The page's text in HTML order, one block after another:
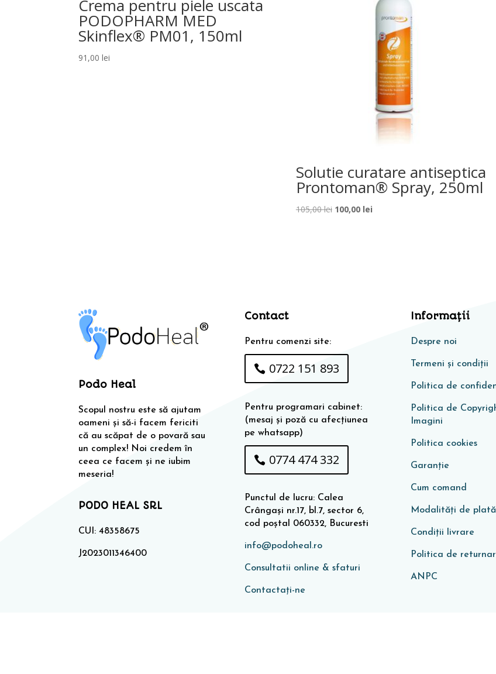
Crema pentru piele uscata
PODOPHARM MED
Skinflex® PM01, 150ml
91,00lei
Solutie curatare antiseptica
Prontoman® Spray, 250ml
105,00lei Prețul
100,00 leiPrețul
Podo Heal
Scopul nostru este să ajutam
oameni și să-i facem fericiti
că au scăpat de o povară sau
un complex! Noi credem în
ceea ce facem și ne iubim
meseria!
PODO HEAL SRL
CUI: 48358675
J2023011346400
Contact
Pentru comenzi site:
0722 151 893
Pentru programari cabinet:
(mesaj și poză cu afecțiunea
pe whatsapp)
0774 474 332
Punctul de lucru: Calea
Crângași nr.17, bl.7, sector 6,
cod poștal 060332, Bucuresti
info@podoheal.ro
Consultatii online & sfaturi
Contactați-ne
Informaţii
Despre noi
Termeni și condiții
Politica de
Politica de
Imagini
Politica cookies
Garanţie
Cum comand
Modalități de plată
Condiţii livrare
Politica de
ANPC